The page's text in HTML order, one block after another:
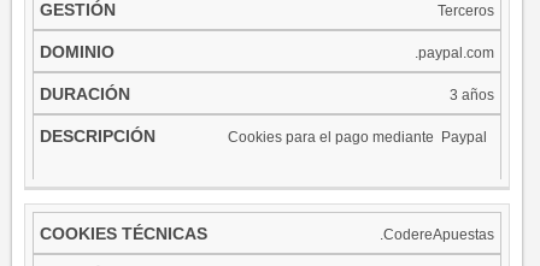
Terceros
.paypal.com
3 años
Cookies para el pago mediante Paypal ​
.CodereApuestas